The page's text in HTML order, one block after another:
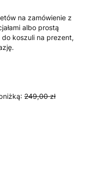
na zamówienie z
albo prostą
koszuli na prezent,
249,00 zł